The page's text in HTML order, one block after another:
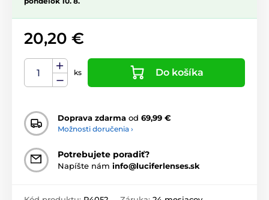
20,20 €
ks Do košíka
Doprava zdarma od 69,99 €
Možnosti doručenia ›
Potrebujete poradiť?
Napíšte nám info@luciferlenses.sk